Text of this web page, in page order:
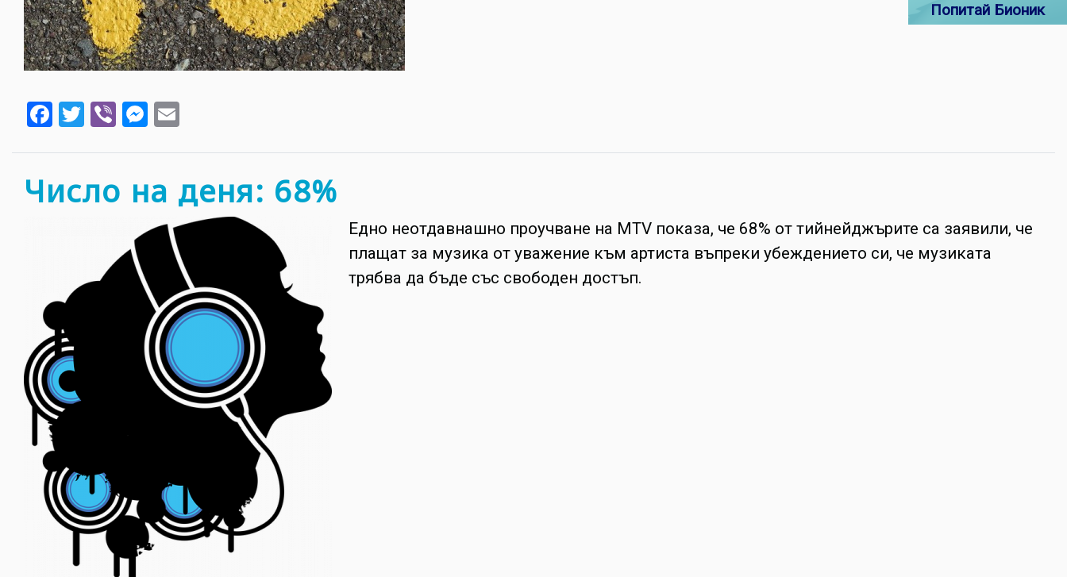
Facebook
Twitter
ViberMessenger
Число на деня: 68%
Едно неотдавнашно проучване на MTV показа, че 68% от тийнейджърите са заявили, че
плащат за музика от уважение към артиста въпреки убеждението си, че музиката
трябва да бъде със свободен достъп.
Попитай Бионик